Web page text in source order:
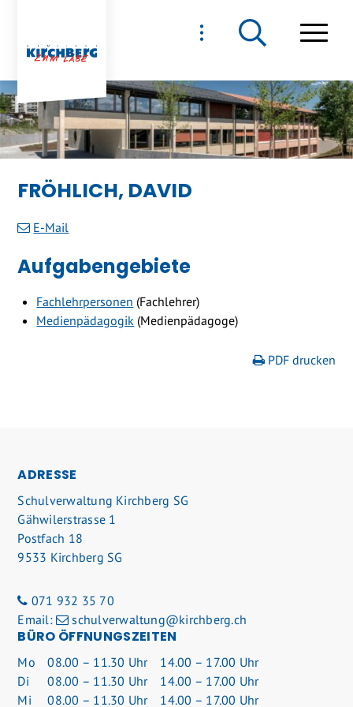
NAVIGIEREN IN
FRÖHLICH, DAVID
E-Mail
Aufgabengebiete
Fachlehrpersonen (Fachlehrer)
Medienpädagogik (Medienpädagoge)
PDF drucken
ADRESSE
Schulverwaltung Kirchberg SG
Gähwilerstrasse 1
Postfach 18
9533 Kirchberg SG
071 932 35 70
Email:
schulverwaltung@kirchberg.ch
BÜRO ÖFFNUNGSZEITEN
Mo 08.00 – 11.30 Uhr
14.00 – 17.00 Uhr
Di
08.00 – 11.30 Uhr
14.00 – 17.00 Uhr
Mi
08.00 – 11.30 Uhr 14.00 – 17.00 Uhr